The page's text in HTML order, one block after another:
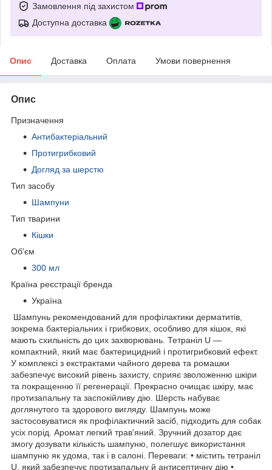
Замовлення під захистом
Доступна доставка
Опис Доставка Оплата Умови повернення
Опис
Призначення
Антибактеріальний
Протигрибковий
Догляд за шерстю
Тип засобу
Шампуни
Тип тварини
Кішки
Об'єм
300 мл
Країна реєстрації бренда
Україна
Шампунь рекомендований для профілактики дерматитів,
зокрема бактеріальних і грибкових, особливо для кішок, які
мають схильність до цих захворювань. Тетраніл U —
компактний, який має бактерицидний і протигрибковий ефект.
У комплексі з екстрактами чайного дерева та ромашки
забезпечує високий рівень захисту, сприяє зволоженню шкіри
та покращенню її регенерації. Прекрасно очищає шкіру, має
протизапальну та заспокійливу дію. Шерсть набуває
доглянутого та здорового вигляду. Шампунь може
застосовуватися як профілактичний засіб, підходить для собак
усіх порід. Аромат легкий трав'яний. Зручний дозатор дає
змогу дозувати кількість шампуню, полегшує використання
шампуню як удома, так і в салоні. Переваги: • містить тетраніл
U, який забезпечує протизапальну й антисептичну дію •